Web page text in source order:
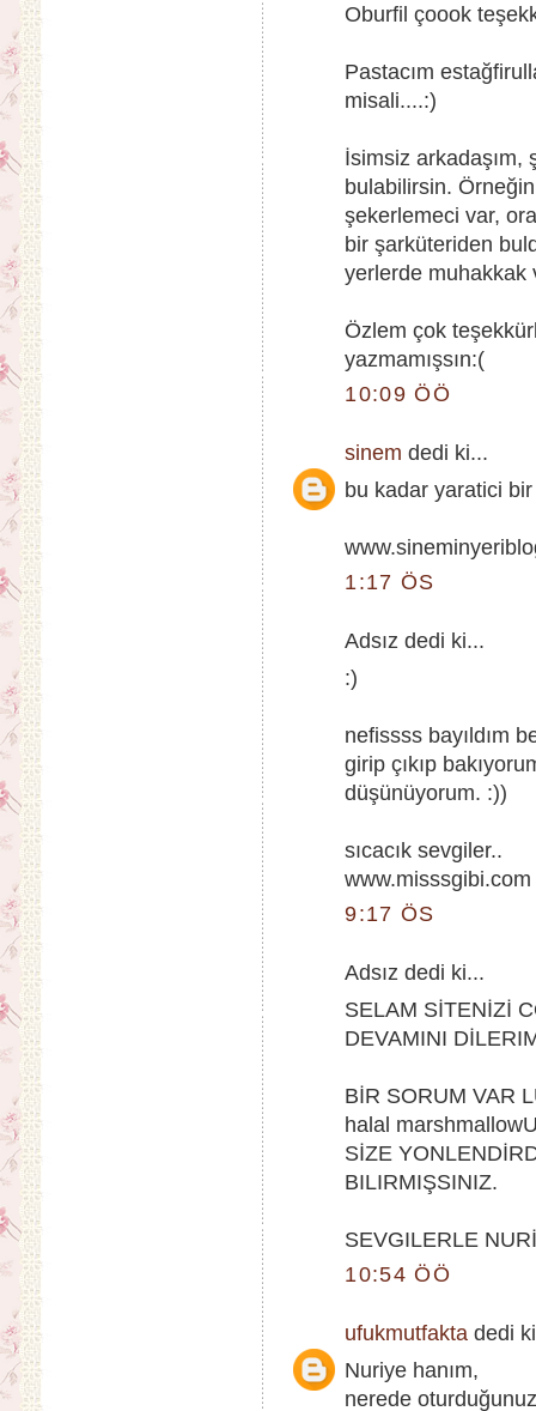
Oburfil çoook
Pastacım
misali....:)
İsimsiz arkadaşım,
bulabilirsin.
şekerlemeci var,
bir şarküteriden
yerlerde muhakkak
Özlem çok
yazmamışsın:(
10:09 ÖÖ
sinem dedi ki...
bu kadar yaratici
1:17 ÖS
Adsız dedi ki...
:)
nefissss bayıldım
girip çıkıp
düşünüyorum. :))
sıcacık sevgiler..
www.misssgibi.com
9:17 ÖS
Adsız dedi ki...
SELAM SİTENİZİ
DEVAMINI
BİR SORUM VAR
halal
SİZE
BILIRMIŞSINIZ.
SEVGILERLE
10:54 ÖÖ
ufukmutfakta dedi
Nuriye hanım,
nerede